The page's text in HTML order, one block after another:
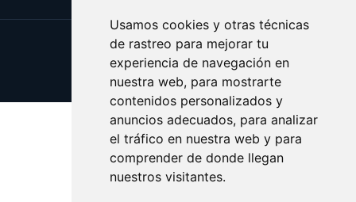
Usamos cookies y otras técnicas
de rastreo para mejorar tu
experiencia de navegación en
nuestra web, para mostrarte
contenidos personalizados y
anuncios adecuados, para analizar
el tráfico en nuestra web y para
comprender de donde llegan
nuestros visitantes.
Update cookies preferences
Copyright © 2025 pelirrojo.com